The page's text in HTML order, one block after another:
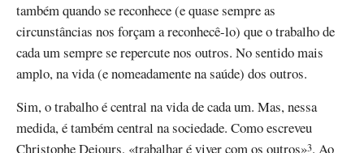
também quando se reconhece (e quase sempre as
circunstâncias nos forçam a reconhecê-lo) que o trabalho de
cada um sempre se repercute nos outros. No sentido mais
amplo, na vida (e nomeadamente na saúde) dos outros.
Sim, o trabalho é central na vida de cada um. Mas, nessa
medida, é também central na sociedade. Como escreveu
Christophe Dejours, «trabalhar é viver com os outros»3. Ao